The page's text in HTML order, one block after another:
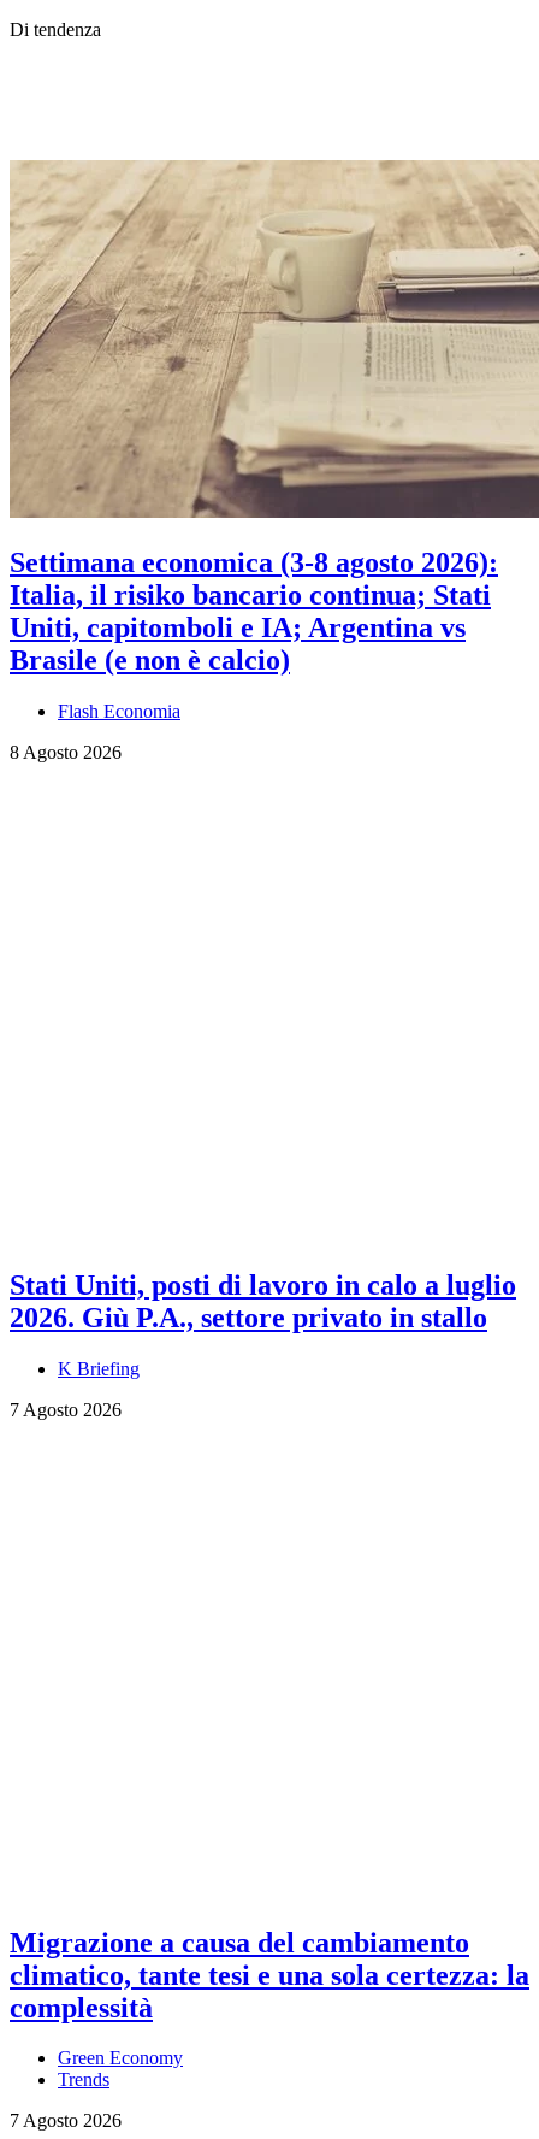
Di tendenza
Settimana economica (3-8 agosto 2026):
Italia, il risiko bancario continua; Stati
Uniti, capitomboli e IA; Argentina vs
Brasile (e non è calcio)
Flash Economia
8 Agosto 2026
Stati Uniti, posti di lavoro in calo a luglio
2026. Giù P.A., settore privato in stallo
K Briefing
7 Agosto 2026
Migrazione a causa del cambiamento
climatico, tante tesi e una sola certezza: la
complessità
Green Economy
Trends
7 Agosto 2026